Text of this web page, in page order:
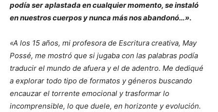
podía ser aplastada en cualquier momento, se instaló
en nuestros cuerpos y nunca más nos abandonó…».
«A los 15 años, mi profesora de Escritura creativa, May
Possé, me mostró que si jugaba con las palabras podía
traducir el mundo de afuera y el de adentro. Me dediqué
a explorar todo tipo de formatos y géneros buscando
encauzar el torrente emocional y trasformar lo
incomprensible, lo que duele, en horizonte y evolución.